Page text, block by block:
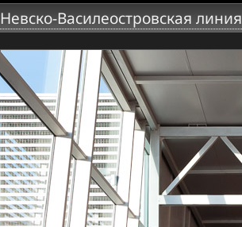
Невско-Василеостровская линия